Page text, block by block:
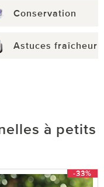
Conservation
Astuces fraîcheur
à petits
-33%